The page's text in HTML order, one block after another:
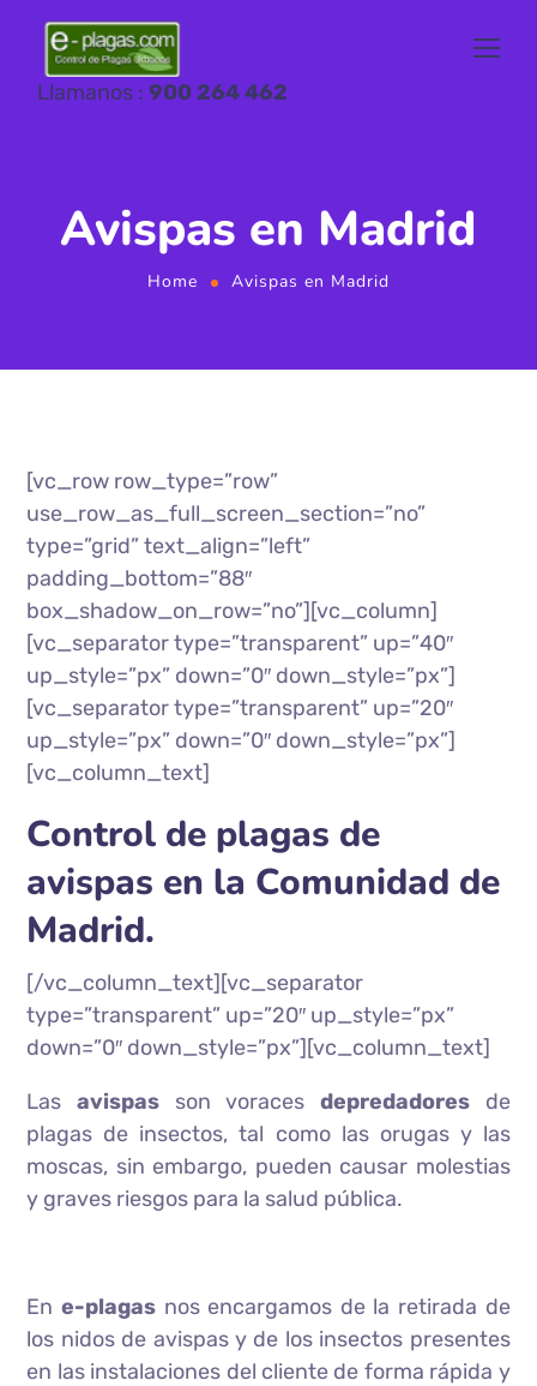
Llamanos : 900 264 462
Avispas en Madrid
Home Avispas en Madrid
[vc_row row_type=”row”
use_row_as_full_screen_section=”no”
type=”grid” text_align=”left”
padding_bottom=”88″
box_shadow_on_row=”no”][vc_column]
[vc_separator type=”transparent” up=”40″
up_style=”px” down=”0″ down_style=”px”]
[vc_separator type=”transparent” up=”20″
up_style=”px” down=”0″ down_style=”px”]
[vc_column_text]
Control de plagas de
avispas en la Comunidad de
Madrid.
[/vc_column_text][vc_separator
type=”transparent” up=”20″ up_style=”px”
down=”0″ down_style=”px”][vc_column_text]
Lasavispas son voraces depredadoresde
plagas de insectos, tal como las orugas y las
moscas, sin embargo, pueden causar molestias
y graves riesgos para la salud pública.
Ene-plagas nos encargamos de la retirada de
los nidos de avispas y de los insectos presentes
en las instalaciones del cliente de forma rápida y